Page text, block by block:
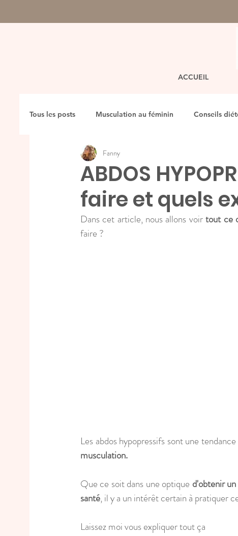
ACCUEIL
Tous les posts Musculation au féminin Conseils
ABDOS
faire et quels
Fanny
Dans cet article, nous allons voir tout ce
faire ?
Les abdos hypopressifs sont une
musculation.
Que ce soit dans une optique d'obtenir
santé, il y a un intérêt certain à pratiquer
Laissez moi vous expliquer tout ça